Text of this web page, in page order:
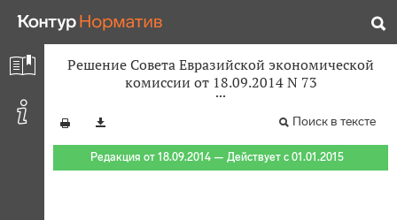
Решение Совета Евразийской экономической
комиссии от 18.09.2014 N 73
Поиск в тексте
Редакция от 18.09.2014 — Действует с 01.01.2015